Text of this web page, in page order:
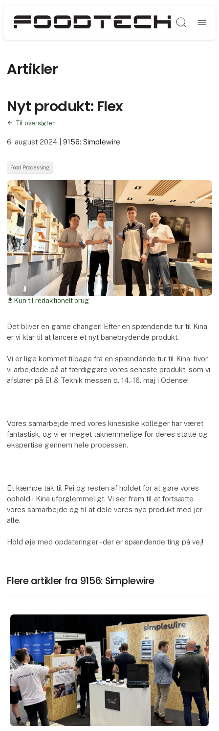
Søg
Artikler
Nyt produkt: Flex
Til oversigten
6. august 2024 |9156: Simplewire
Food Processing
download Kun til redaktionelt brug
Det bliver en game changer! Efter en spændende tur til Kina
er vi klar til at lancere et nyt banebrydende produkt.
Vi er lige kommet tilbage fra en spændende tur til Kina, hvor
vi arbejdede på at færdiggøre vores seneste produkt, som vi
afslører på El & Teknik messen d. 14.-16. maj i Odense!
Vores samarbejde med vores kinesiske kolleger har været
fantastisk, og vi er meget taknemmelige for deres støtte og
ekspertise gennem hele processen.
Et kæmpe tak til Pei og resten af holdet for at gøre vores
ophold i Kina uforglemmeligt. Vi ser frem til at fortsætte
vores samarbejde og til at dele vores nye produkt med jer
alle.
Hold øje med opdateringer - der er spændende ting på vej!
Flere artikler fra 9156: Simplewire